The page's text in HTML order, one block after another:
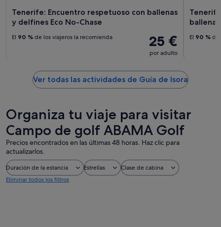
Tenerife: Encuentro respetuoso con ballenas
y delfines Eco No-Chase
25 €
por adulto
El 90 % de los viajeros la recomienda El 90 % de
Ver todas las actividades de Guía de Isora
Organiza tu viaje para visitar
Campo de golf ABAMA Golf
Precios encontrados en las últimas 48 horas. Haz clic para
actualizarlos.
Duración de la estancia Estrellas
Clase de cabina
Eliminar todos los filtros